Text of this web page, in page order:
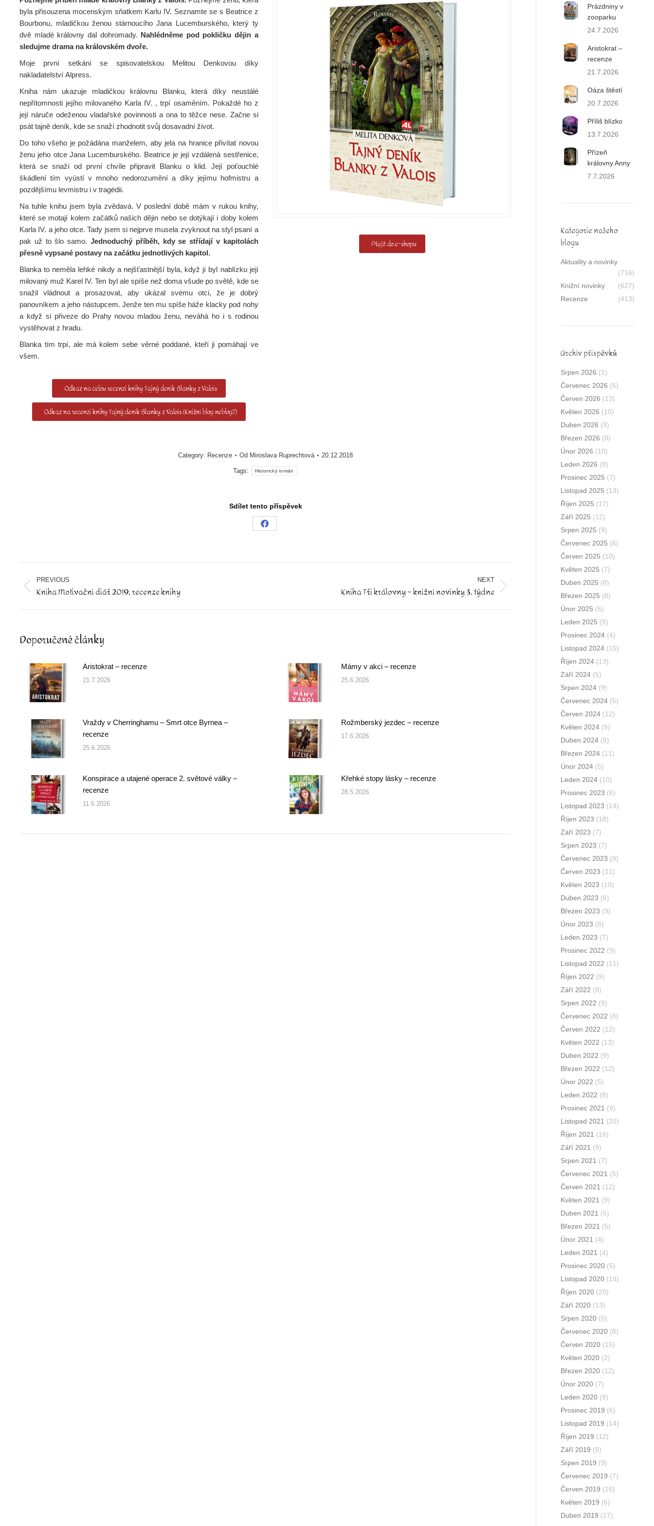
byla přisouzena mocenským sňatkem Karlu IV. Seznamte se s Beatrice z
Bourbonu, mladičkou ženou stárnoucího Jana Lucemburského, který ty
dvě mladé královny dal dohromady. Nahlédněme pod pokličku dějin a
sledujme drama na královském dvoře.
Moje první setkání se spisovatelskou Melitou Denkovou díky
nakladatelství Alpress.
Kniha nám ukazuje mladičkou královnu Blanku, která díky neustálé
nepřítomnosti jejího milovaného Karla IV. , trpí osaměním. Pokaždé ho z
její náruče odeženou vladařské povinnosti a ona to těžce nese. Začne si
psát tajně deník, kde se snaží zhodnotit svůj dosavadní život.
Do toho všeho je požádána manželem, aby jela na hranice přivítat novou
ženu jeho otce Jana Lucemburského. Beatrice je její vzdálená sestřenice,
která se snaží od první chvíle připravit Blanku o klid. Její poťouchlé
škádlení tím vyústí v mnoho nedorozumění a díky jejímu hofmistru a
pozdějšímu levmistru i v tragédii.
Na tuhle knihu jsem byla zvědavá. V poslední době mám v rukou knihy,
které se motají kolem začátků našich dějin nebo se dotýkají i doby kolem
Karla IV. a jeho otce. Tady jsem si nejprve musela zvyknout na styl psaní a
pak už to šlo samo. Jednoduchý příběh, kdy se střídají v kapitolách
přesně vypsané postavy na začátku jednotlivých kapitol.
Blanka to neměla lehké nikdy a nejšťastnější byla, když jí byl nablízku její
milovaný muž Karel IV. Ten byl ale spíše než doma všude po světě, kde se
snažil vládnout a prosazovat, aby ukázal svému otci, že je dobrý
panovníkem a jeho nástupcem. Jenže ten mu spíše háže klacky pod nohy
a když si přiveze do Prahy novou mladou ženu, neváhá ho i s rodinou
vystěhovat z hradu.
Blanka tím trpí, ale má kolem sebe věrné poddané, kteří ji pomáhají ve
všem.
Odkaz na celou recenzi knihy Tajný deník Blanky z Valois
Odkaz na recenzi knihy Tajný deník Blanky z Valois (Knižní blog neblog?)
Přejít do e-shopu
Category: Recenze Od Miroslava Ruprechtová 20.12.2018
Tags: Historický román
Sdílet tento příspěvek
Share
Post
navigation
PREVIOUS
Previous
Kniha Motivační diář 2019, recenze knihy
NEXT
Kniha Tři královny – knižní novinky 3. týdne
Doporučené články
Aristokrat – recenze
21.7.2026
Mámy v akci – recenze
25.6.2026
Vraždy v Cherringhamu – Smrt otce Byrnea –
recenze
25.6.2026
Rožmberský jezdec – recenze
17.6.2026
Konspirace a utajené operace 2. světové války –
recenze
11.6.2026
Křehké stopy lásky – recenze
28.5.2026
Prázdniny v
zooparku
24.7.2026
Aristokrat –
recenze
21.7.2026
Oáza štěstí
20.7.2026
Příliš blízko
13.7.2026
Přízeň
královny Anny
7.7.2026
Kategorie našeho
blogu
Aktuality a novinky
(716)
Knižní novinky
(627)
Recenze
(413)
Archív příspěvků
Srpen 2026 (1)
Červenec 2026 (5)
Červen 2026 (13)
Květen 2026 (10)
Duben 2026 (9)
Březen 2026 (8)
Únor 2026 (10)
Leden 2026 (8)
Prosinec 2025 (7)
Listopad 2025 (13)
Říjen 2025 (17)
Září 2025 (12)
Srpen 2025 (9)
Červenec 2025 (6)
Červen 2025 (10)
Květen 2025 (7)
Duben 2025 (8)
Březen 2025 (8)
Únor 2025 (6)
Leden 2025 (9)
Prosinec 2024 (4)
Listopad 2024 (15)
Říjen 2024 (13)
Září 2024 (5)
Srpen 2024 (9)
Červenec 2024 (5)
Červen 2024 (12)
Květen 2024 (9)
Duben 2024 (8)
Březen 2024 (11)
Únor 2024 (5)
Leden 2024 (10)
Prosinec 2023 (6)
Listopad 2023 (14)
Říjen 2023 (18)
Září 2023 (7)
Srpen 2023 (7)
Červenec 2023 (9)
Červen 2023 (11)
Květen 2023 (10)
Duben 2023 (8)
Březen 2023 (9)
Únor 2023 (6)
Leden 2023 (7)
Prosinec 2022 (9)
Listopad 2022 (11)
Říjen 2022 (9)
Září 2022 (8)
Srpen 2022 (9)
Červenec 2022 (8)
Červen 2022 (12)
Květen 2022 (13)
Duben 2022 (9)
Březen 2022 (12)
Únor 2022 (5)
Leden 2022 (8)
Prosinec 2021 (9)
Listopad 2021 (20)
Říjen 2021 (16)
Září 2021 (9)
Srpen 2021 (7)
Červenec 2021 (5)
Červen 2021 (12)
Květen 2021 (9)
Duben 2021 (5)
Březen 2021 (5)
Únor 2021 (4)
Leden 2021 (4)
Prosinec 2020 (5)
Listopad 2020 (19)
Říjen 2020 (20)
Září 2020 (13)
Srpen 2020 (5)
Červenec 2020 (8)
Červen 2020 (15)
Květen 2020 (2)
Březen 2020 (12)
Únor 2020 (7)
Leden 2020 (9)
Prosinec 2019 (6)
Listopad 2019 (14)
Říjen 2019 (12)
Září 2019 (8)
Srpen 2019 (9)
Červenec 2019 (7)
Červen 2019 (16)
Květen 2019 (6)
Duben 2019 (17)